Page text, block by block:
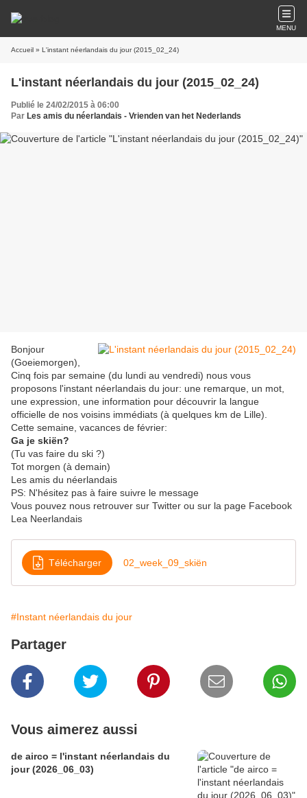
MENU
Accueil » L'instant néerlandais du jour (2015_02_24)
L'instant néerlandais du jour (2015_02_24)
Publié le 24/02/2015 à 06:00
Par Les amis du néerlandais - Vrienden van het Nederlands
Bonjour
(Goeiemorgen),
Cinq fois par semaine (du lundi au vendredi) nous vous
proposons l'instant néerlandais du jour: une remarque, un mot,
une expression, une information pour découvrir la langue
officielle de nos voisins immédiats (à quelques km de Lille).
Cette semaine, vacances de février:
Ga je skiën?
(Tu vas faire du ski ?)
Tot morgen (à demain)
Les amis du néerlandais
PS: N'hésitez pas à faire suivre le message
Vous pouvez nous retrouver sur Twitter ou sur la page Facebook
Lea Neerlandais
Télécharger 02_week_09_skiën
#Instant néerlandais du jour
Partager
Vous aimerez aussi
de airco = l'instant néerlandais du
jour (2026_06_03)